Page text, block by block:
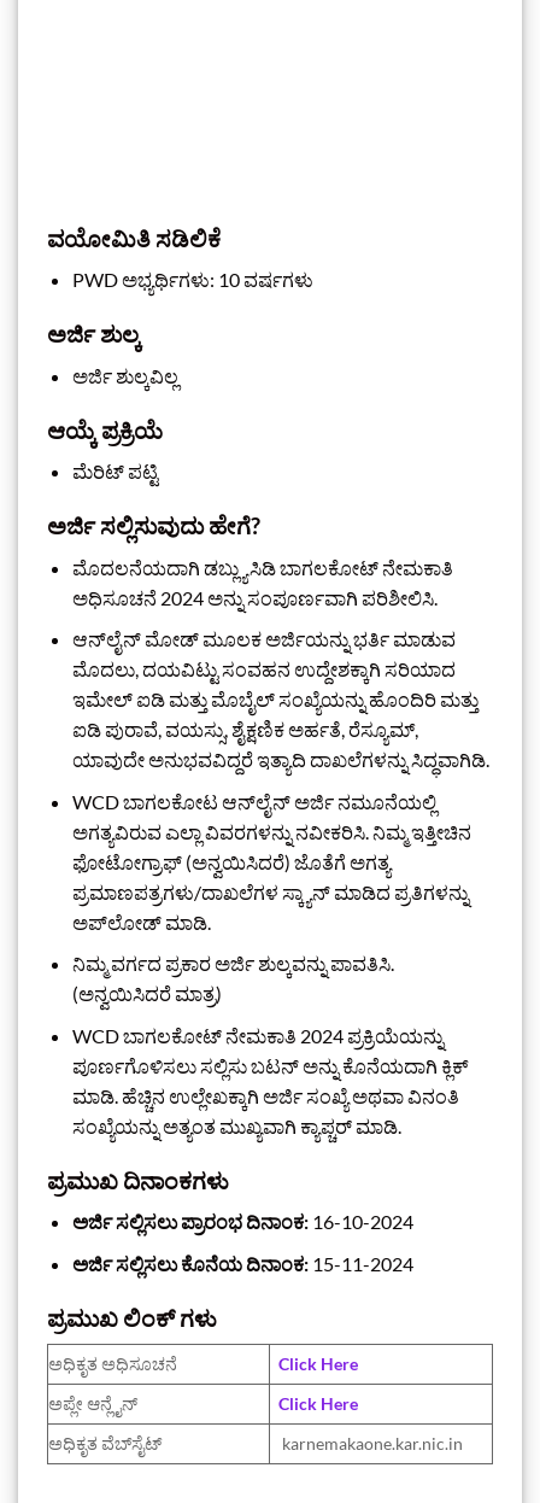
ವಯೋಮಿತಿ ಸಡಿಲಿಕೆ
PWD ಅಭ್ಯರ್ಥಿಗಳು: 10 ವರ್ಷಗಳು
ಅರ್ಜಿ ಶುಲ್ಕ
ಅರ್ಜಿ ಶುಲ್ಕವಿಲ್ಲ
ಆಯ್ಕೆ ಪ್ರಕ್ರಿಯೆ
ಮೆರಿಟ್ ಪಟ್ಟಿ
ಅರ್ಜಿ ಸಲ್ಲಿಸುವುದು ಹೇಗೆ?
ಮೊದಲನೆಯದಾಗಿ ಡಬ್ಲ್ಯುಸಿಡಿ ಬಾಗಲಕೋಟ್ ನೇಮಕಾತಿ
ಅಧಿಸೂಚನೆ 2024 ಅನ್ನು ಸಂಪೂರ್ಣವಾಗಿ ಪರಿಶೀಲಿಸಿ.
ಆನ್‌ಲೈನ್ ಮೋಡ್ ಮೂಲಕ ಅರ್ಜಿಯನ್ನು ಭರ್ತಿ ಮಾಡುವ
ಮೊದಲು, ದಯವಿಟ್ಟು ಸಂವಹನ ಉದ್ದೇಶಕ್ಕಾಗಿ ಸರಿಯಾದ
ಇಮೇಲ್ ಐಡಿ ಮತ್ತು ಮೊಬೈಲ್ ಸಂಖ್ಯೆಯನ್ನು ಹೊಂದಿರಿ ಮತ್ತು
ಐಡಿ ಪುರಾವೆ, ವಯಸ್ಸು, ಶೈಕ್ಷಣಿಕ ಅರ್ಹತೆ, ರೆಸ್ಯೂಮ್,
ಯಾವುದೇ ಅನುಭವವಿದ್ದರೆ ಇತ್ಯಾದಿ ದಾಖಲೆಗಳನ್ನು ಸಿದ್ಧವಾಗಿಡಿ.
WCD ಬಾಗಲಕೋಟ ಆನ್‌ಲೈನ್ ಅರ್ಜಿ ನಮೂನೆಯಲ್ಲಿ
ಅಗತ್ಯವಿರುವ ಎಲ್ಲಾ ವಿವರಗಳನ್ನು ನವೀಕರಿಸಿ. ನಿಮ್ಮ ಇತ್ತೀಚಿನ
ಫೋಟೋಗ್ರಾಫ್ (ಅನ್ವಯಿಸಿದರೆ) ಜೊತೆಗೆ ಅಗತ್ಯ
ಪ್ರಮಾಣಪತ್ರಗಳು/ದಾಖಲೆಗಳ ಸ್ಕ್ಯಾನ್ ಮಾಡಿದ ಪ್ರತಿಗಳನ್ನು
ಅಪ್‌ಲೋಡ್ ಮಾಡಿ.
ನಿಮ್ಮ ವರ್ಗದ ಪ್ರಕಾರ ಅರ್ಜಿ ಶುಲ್ಕವನ್ನು ಪಾವತಿಸಿ.
(ಅನ್ವಯಿಸಿದರೆ ಮಾತ್ರ)
WCD ಬಾಗಲಕೋಟ್ ನೇಮಕಾತಿ 2024 ಪ್ರಕ್ರಿಯೆಯನ್ನು
ಪೂರ್ಣಗೊಳಿಸಲು ಸಲ್ಲಿಸು ಬಟನ್ ಅನ್ನು ಕೊನೆಯದಾಗಿ ಕ್ಲಿಕ್
ಮಾಡಿ. ಹೆಚ್ಚಿನ ಉಲ್ಲೇಖಕ್ಕಾಗಿ ಅರ್ಜಿ ಸಂಖ್ಯೆ ಅಥವಾ ವಿನಂತಿ
ಸಂಖ್ಯೆಯನ್ನು ಅತ್ಯಂತ ಮುಖ್ಯವಾಗಿ ಕ್ಯಾಪ್ಚರ್ ಮಾಡಿ.
ಪ್ರಮುಖ ದಿನಾಂಕಗಳು
ಅರ್ಜಿ ಸಲ್ಲಿಸಲು ಪ್ರಾರಂಭ ದಿನಾಂಕ:16-10-2024
ಅರ್ಜಿ ಸಲ್ಲಿಸಲು ಕೊನೆಯ ದಿನಾಂಕ:15-11-2024
ಪ್ರಮುಖ ಲಿಂಕ್ ಗಳು‌
ಅಧಿಕೃತ ಅಧಿಸೂಚನೆ‌
Click Here
ಅಪ್ಲೇ ಆನ್ಲೈನ್
Click Here
ಅಧಿಕೃತ ವೆಬ್‌ಸೈಟ್
karnemakaone.kar.nic.in